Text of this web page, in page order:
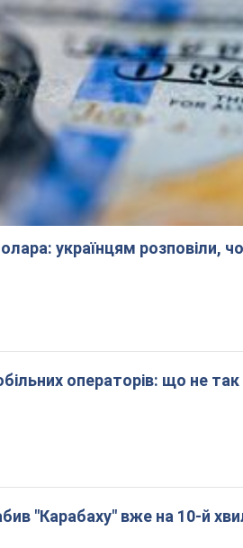
українцям розповіли,
операторів: що не так
"Карабаху" вже на 10-й